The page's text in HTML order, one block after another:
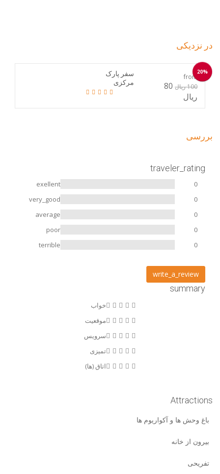
در نزدیکی
سفر پارک
مرکزی
from
100 ریال
80
ریال
20%
بررسی
traveler_rating
exellent
0
very_good
0
average
0
poor
0
terrible
0
write_a_review
summary
خواب
موقعیت
سرویس
تمیزی
اتاق (ها)
Attractions
باغ وحش ها و آکواریوم ها
بیرون از خانه
تفریحی